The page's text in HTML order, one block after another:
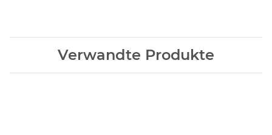
Verwandte Produkte